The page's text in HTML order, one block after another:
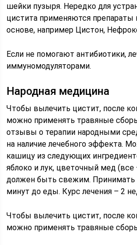
шейки пузыря. Нередко для
цистита применяются препараты
основе, например Цистон,
Если не помогают антибиотики,
иммуномодуляторами.
Народная медицина
Чтобы вылечить цистит, после
можно применять травяные
отзывы о терапии народными
на наличие лечебного эффекта.
кашицу из следующих
яблоко и лук, цветочный мед (все
должен быть свежим. Принимать
минут до еды. Курс лечения – 2
Чтобы вылечить цистит, после
можно применять травяные